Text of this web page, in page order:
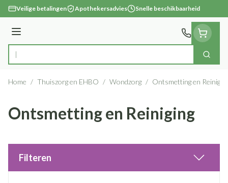
Ga naar de inhoud
Veilige betalingen Apothekersadvies Snelle beschikbaarheid
Menu
Product, merk, categorie... Zoek
Home / Thuiszorg en EHBO / Wondzorg / Ontsmetting en
Ontsmetting en Reiniging
Filteren